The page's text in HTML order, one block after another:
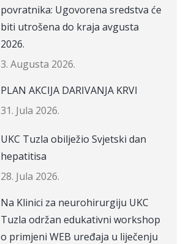
povratnika: Ugovorena sredstva će
biti utrošena do kraja avgusta
2026.
3. Augusta 2026.
PLAN AKCIJA DARIVANJA KRVI
31. Jula 2026.
UKC Tuzla obilježio Svjetski dan
hepatitisa
28. Jula 2026.
Na Klinici za neurohirurgiju UKC
Tuzla održan edukativni workshop
o primjeni WEB uređaja u liječenju